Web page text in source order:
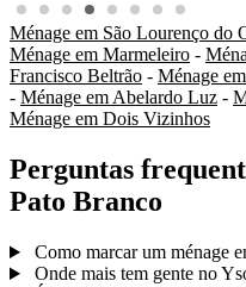
Ménage em São Lourenço do
Ménage em Marmeleiro -
Francisco Beltrão - Ménage
- Ménage em Abelardo Luz -
Ménage em Dois Vizinhos
Perguntas
Pato Branco
Como marcar um ménage
Onde mais tem gente no